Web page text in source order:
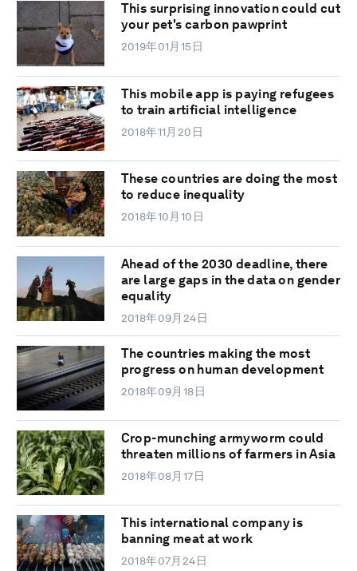
This surprising innovation could cut
your pet's carbon pawprint
2019年01月15日
This mobile app is paying refugees
to train artificial intelligence
2018年11月20日
These countries are doing the most
to reduce inequality
2018年10月10日
Ahead of the 2030 deadline, there
are large gaps in the data on gender
equality
2018年09月24日
The countries making the most
progress on human development
2018年09月18日
Crop-munching armyworm could
threaten millions of farmers in Asia
2018年08月17日
This international company is
banning meat at work
2018年07月24日